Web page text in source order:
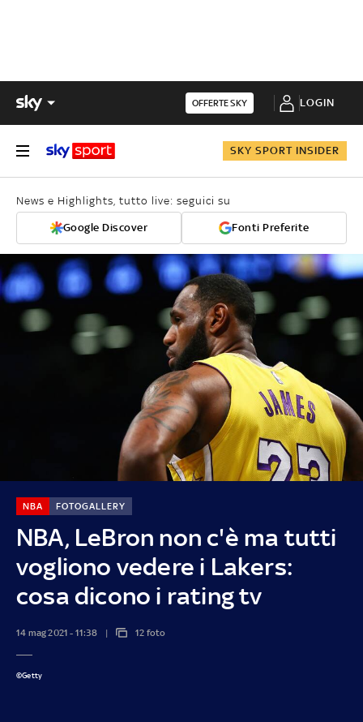
OFFERTE SKY LOGIN
SKY SPORT INSIDER
News e Highlights, tutto live: seguici su
Google Discover Fonti Preferite
NBA, LeBron non c'è ma tutti
vogliono vedere i Lakers:
cosa dicono i rating tv
NBA FOTOGALLERY
14 mag 2021 - 11:38 12 foto
©Getty